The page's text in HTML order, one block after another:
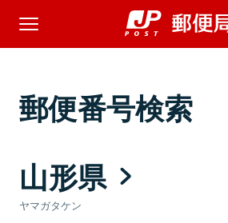
郵便番号検索
山形県
ヤマガタケン